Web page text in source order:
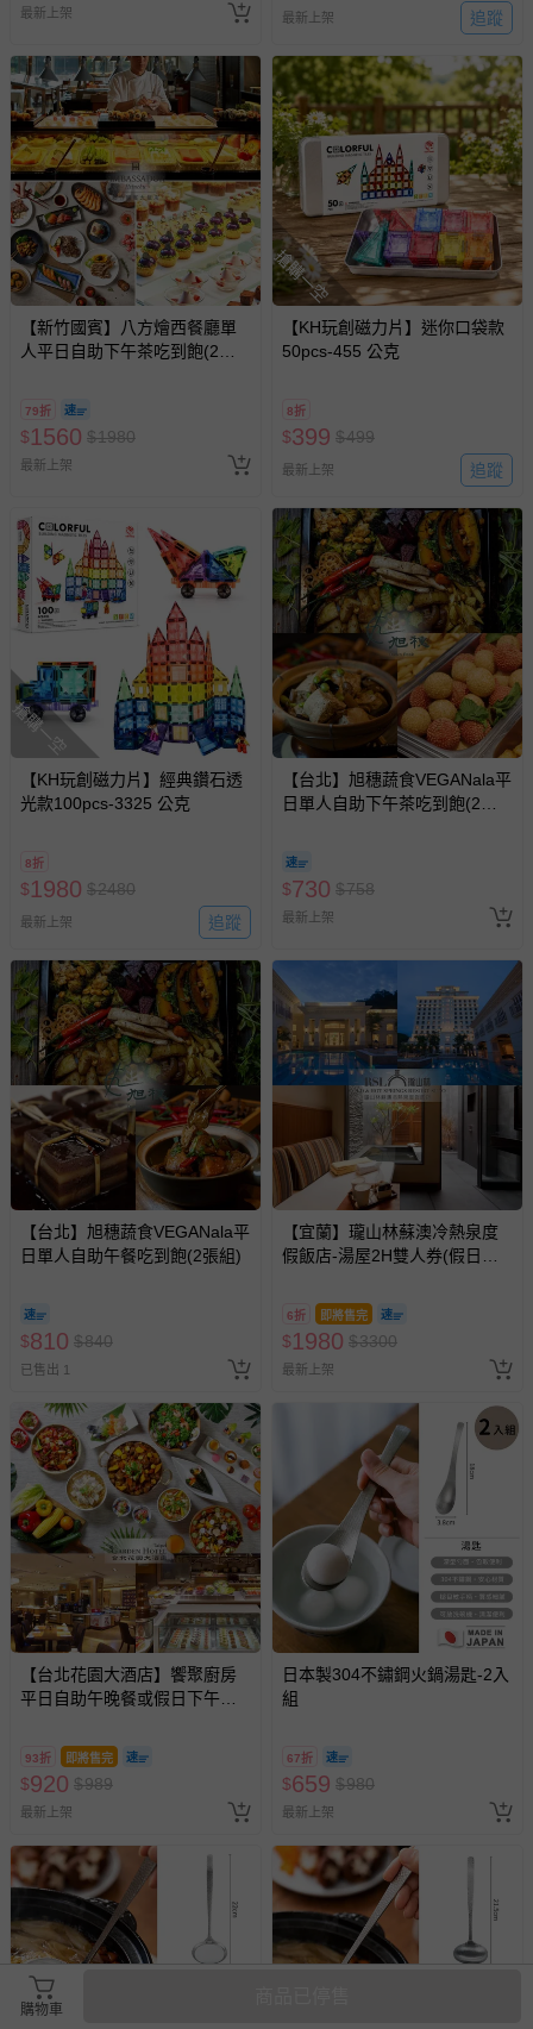
最新上架 最新上架 追蹤
【新竹國賓】八方燴西餐廳單
人平日自助下午茶吃到飽(2張
79折
$1560 $1980
最新上架
搶購一空
【KH玩創磁力片】迷你口袋款
50pcs-455 公克
8折
$399 $499
最新上架 追蹤
搶購一空
【KH玩創磁力片】經典鑽石透
光款100pcs-3325 公克
8折
$1980 $2480
最新上架 追蹤
【台北】旭穗蔬食VEGANala平
日單人自助下午茶吃到飽(2張
$730 $758
最新上架
【台北】旭穗蔬食VEGANala平
日單人自助午餐吃到飽(2張組)
$810 $840
已售出 1
【宜蘭】瓏山林蘇澳冷熱泉度
假飯店-湯屋2H雙人券(假日不
6折 即將售完
$1980 $3300
最新上架
【台北花園大酒店】饗聚廚房
平日自助午晚餐或假日下午茶
93折 即將售完
$920 $989
最新上架
日本製304不鏽鋼火鍋湯匙-2入
組
67折
$659 $980
最新上架
購物車